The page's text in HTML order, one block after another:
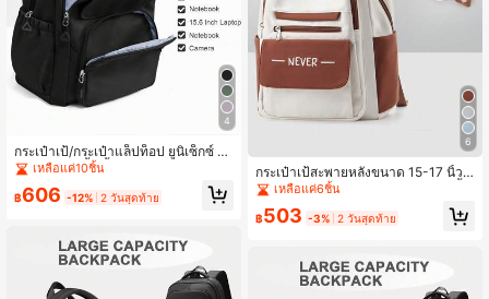
4
กระเป๋าเป้/กระเป๋าแล็ปท็อป ยูนิเซ็กซ์ ข
นาด 15-17 นิ้ว น้ำหนักเบาและทนทาน
กระเป๋าแล็ปท็อปขนาด 15.6 นิ้ว
เหลือแค่10ชิ้น
฿606 -12% 2 วันสุดท้าย
6
กระเป๋าเป้สะพายหลังขนาด 15-17 นิ้ว
สำหรับผู้หญิงและผู้ชาย มีหลายช่อง น้ำ
หนักเบา ทนทาน สำหรับเดินทางไปทำง
าน ธุรกิจ การเดินทาง โรงเรียน กระเป๋าเ
15.6 นิ้ว กระเป๋าเป้สำหรับเดินป่ากลางแ
จ้ง กระเป๋าเป้หลายฟังก์ชันสำหรับนักศึก
เหลือแค่6ชิ้น
฿503 -3% 2 วันสุดท้าย